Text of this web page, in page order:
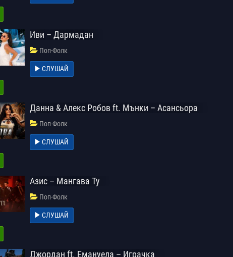
Иви – Дармадан
Поп-Фолк
СЛУШАЙ
Данна & Алекс Робов ft. Мънки – Асансьора
Поп-Фолк
СЛУШАЙ
Азис – Мангава Ту
Поп-Фолк
СЛУШАЙ
Джордан ft. Емануела – Играчка